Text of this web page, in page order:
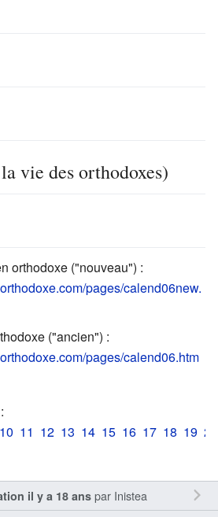
vie des orthodoxes)
orthodoxe ("nouveau") :
pages/calend06new.
("ancien") :
pages/calend06.htm
10 11 12 13 14 15 16 17 18 19 20
il y a 18 anspar Inistea